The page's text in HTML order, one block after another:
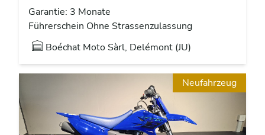
Garantie: 3 Monate
Führerschein Ohne Strassenzulassung
Boéchat Moto Sàrl, Delémont (JU)
Neufahrzeug